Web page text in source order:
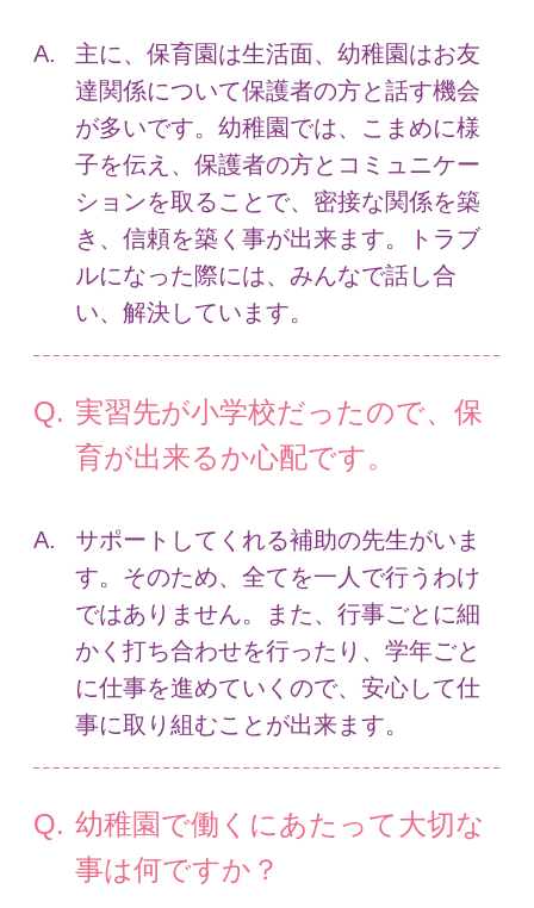
主に、保育園は生活面、幼稚園はお友
達関係について保護者の方と話す機会
が多いです。幼稚園では、こまめに様
子を伝え、保護者の方とコミュニケー
ションを取ることで、密接な関係を築
き、信頼を築く事が出来ます。トラブ
ルになった際には、みんなで話し合
い、解決しています。
実習先が小学校だったので、保
育が出来るか心配です。
サポートしてくれる補助の先生がいま
す。そのため、全てを一人で行うわけ
ではありません。また、行事ごとに細
かく打ち合わせを行ったり、学年ごと
に仕事を進めていくので、安心して仕
事に取り組むことが出来ます。
幼稚園で働くにあたって大切な
事は何ですか？